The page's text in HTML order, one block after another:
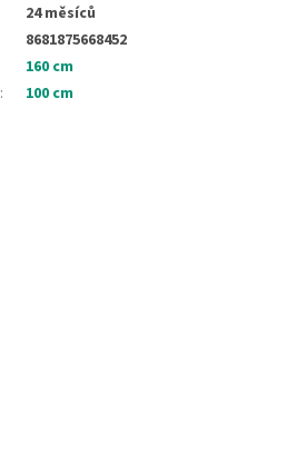
24 měsíců
8681875668452
160 cm
: 100 cm